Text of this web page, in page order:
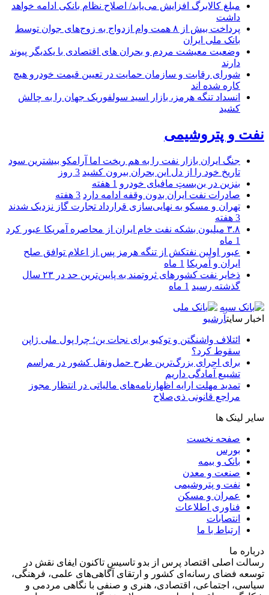
مبلغ کالابرگ افزایش می‌یابد/ اصلاح نظام بانکی ادامه خواهد
داشت
پرداخت بیش از ۸ همت وام ازدواج به زوج‌های جوان توسط
بانک ملی ایران
وضعیت معیشت مردم و بحران های اقتصادی با یکدیگر پیوند
دارند
شورای رقابت و سازمان حمایت در تعیین قیمت خودرو هیچ
کاره شده اند
انسداد تنگه هرمز، بازار اسید سولفوریک جهان را به چالش
کشید
نفت و پتروشیمی
جنگ ایران بازار نفت را به هم ریخت اما آرامکو بیشترین سود
تاریخ خود را از دل این بحران بیرون کشید 3 روز
بنزین در بن‌بستِ مافیای خودرو 1 هفته
صادرات نفت ایران بدون وقفه ادامه دارد 3 هفته
تهران و مسکو به نهایی‌سازی قرارداد تجارت گاز نزدیک شدند
3 هفته
۳.۸ میلیون بشکه نفت خام ایران از محاصره آمریکا عبور کرد
1 ماه
عبور اولین نفتکش از تنگه هرمز پس از اعلام توافق صلح
ایران و آمریکا 1 ماه
ذخایر نفت کشورهای ثروتمند به پایین‌ترین حد در ۲۳ سال
گذشته رسید 1 ماه
اخبار سایتآرشیو
ائتلاف واشنگتن و توکیو برای نجات ین؛ چرا پول ملی ژاپن
سقوط کرد؟
برای اجرای بزرگ‌ترین طرح حمل‌ونقل کشور در مراسم
تشییع آمادگی داریم
تمدید مهلت ارایه اظهارنامه‌های مالیاتی در انتظار مجوز
مراجع قانونی ذی‌‏صلاح
سایر لینک ها
صفحه نخست
بورس
بانک و بیمه
صنعت و معدن
نفت و پتروشیمی
عمران و مسکن
فناوری اطلاعات
انتصابات
ارتباط با ما
درباره ما
رسالت اصلی اقتصاد پرس از بدو تاسیس تاکنون ایفای نقش در
توسعه فضای رسانه‌ای کشور و ارتقای آگاهی‌های علمی، فرهنگی،
سیاسی، اجتماعی، اقتصادی، هنری و صنفی با نگاهی مردمی و